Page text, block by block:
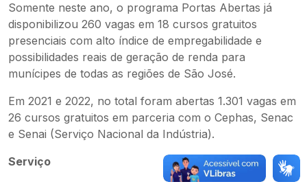
Somente neste ano, o programa Portas Abertas já
disponibilizou 260 vagas em 18 cursos gratuitos
presenciais com alto índice de empregabilidade e
possibilidades reais de geração de renda para
munícipes de todas as regiões de São José.
Em 2021 e 2022, no total foram abertas 1.301 vagas em
26 cursos gratuitos em parceria com o Cephas, Senac
e Senai (Serviço Nacional da Indústria).
Serviço